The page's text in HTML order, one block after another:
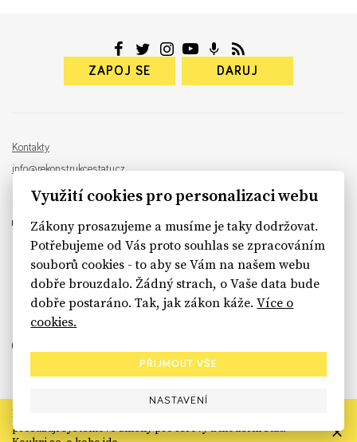
ZAPOJ SE DARUJ
Kontakty
info@rekonstrukcestatu.cz
Návrh a vývoj: Sinfin , ilustrace:
sinfin.digital
Rekonstrukce státu končí. Její členské organizace však dál
prosazují systémové změny pro férový a moderní stát.
Využití cookies pro personalizaci webu
Zákony prosazujeme a musíme je taky dodržovat.
Potřebujeme od Vás proto souhlas se zpracováním
souborů cookies - to aby se Vám na našem webu
dobře brouzdalo. Žádný strach, o Vaše data bude
dobře postaráno. Tak, jak zákon káže.Více o
cookies.
PŘIJMOUT VŠE
NASTAVENÍ